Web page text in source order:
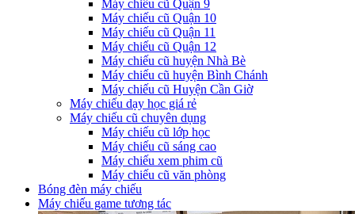
Máy chiếu cũ Quận 9
Máy chiếu cũ Quận 10
Máy chiếu cũ Quận 11
Máy chiếu cũ Quận 12
Máy chiếu cũ huyện Nhà Bè
Máy chiếu cũ huyện Bình Chánh
Máy chiếu cũ Huyện Cần Giờ
Máy chiếu dạy học giá rẻ
Máy chiếu cũ chuyên dụng
Máy chiếu cũ lớp học
Máy chiếu cũ sáng cao
Máy chiếu xem phim cũ
Máy chiếu cũ văn phòng
Bóng đèn máy chiếu
Máy chiếu game tương tác